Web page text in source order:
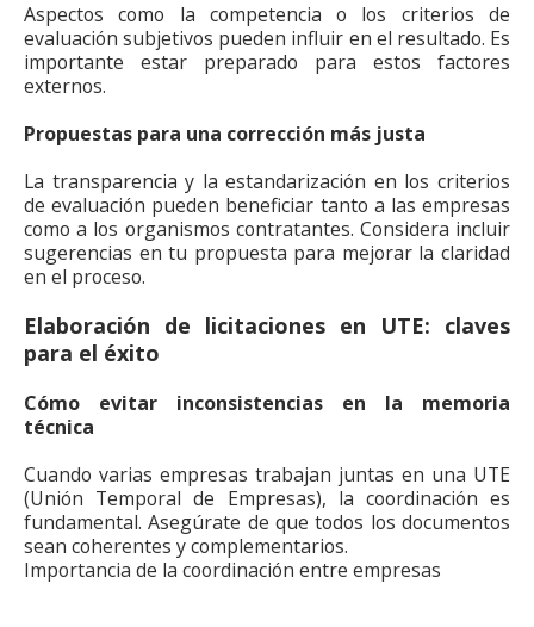
Aspectos como la competencia o los criterios de
evaluación subjetivos pueden influir en el resultado. Es
importante estar preparado para estos factores
externos.
Propuestas para una corrección más justa
La transparencia y la estandarización en los criterios
de evaluación pueden beneficiar tanto a las empresas
como a los organismos contratantes. Considera incluir
sugerencias en tu propuesta para mejorar la claridad
en el proceso.
Elaboración de licitaciones en UTE: claves
para el éxito
Cómo evitar inconsistencias en la memoria
técnica
Cuando varias empresas trabajan juntas en una UTE
(Unión Temporal de Empresas), la coordinación es
fundamental. Asegúrate de que todos los documentos
sean coherentes y complementarios.
Importancia de la coordinación entre empresas